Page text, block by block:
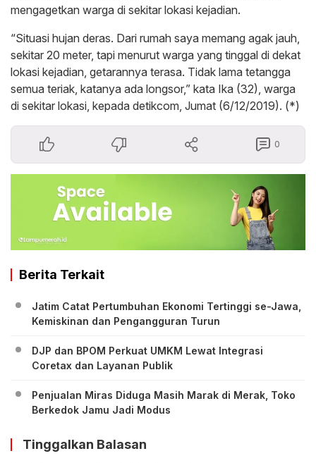
mengagetkan warga di sekitar lokasi kejadian.
“Situasi hujan deras. Dari rumah saya memang agak jauh,
sekitar 20 meter, tapi menurut warga yang tinggal di dekat
lokasi kejadian, getarannya terasa. Tidak lama tetangga
semua teriak, katanya ada longsor,” kata Ika (32), warga
di sekitar lokasi, kepada detikcom, Jumat (6/12/2019). (*)
0
Berita Terkait
Jatim Catat Pertumbuhan Ekonomi Tertinggi se-Jawa,
Kemiskinan dan Pengangguran Turun
DJP dan BPOM Perkuat UMKM Lewat Integrasi
Coretax dan Layanan Publik
Penjualan Miras Diduga Masih Marak di Merak, Toko
Berkedok Jamu Jadi Modus
Tinggalkan Balasan